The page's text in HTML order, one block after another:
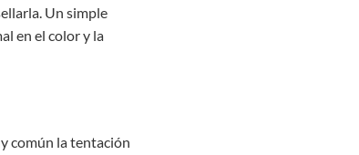
Un simple
en el color y la
común la tentación